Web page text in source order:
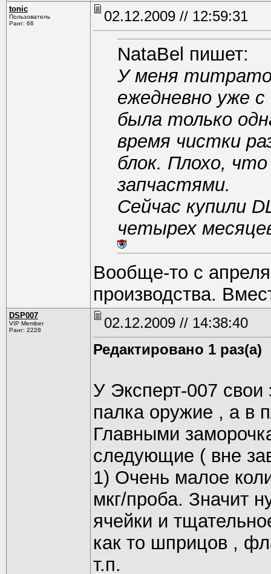
tonic
Пользователь
Ранг: 66
02.12.2009 // 12:59:31
NataBel пишет:
У меня
ежедневно уже с
была только
время чистки
блок. Плохо,
запчастями.
Сейчас купили
четырех
Вообще-то с апреля
производства.
DSP007
VIP Member
Ранг: 2228
02.12.2009 // 14:38:40
Редактировано 1 раз(а)
У Эксперт-007
палка оружие , а в
Главными
следующие ( вне
1) Очень малое
мкг/проба. Значит
ячейки и
как то шприцов ,
т.п.